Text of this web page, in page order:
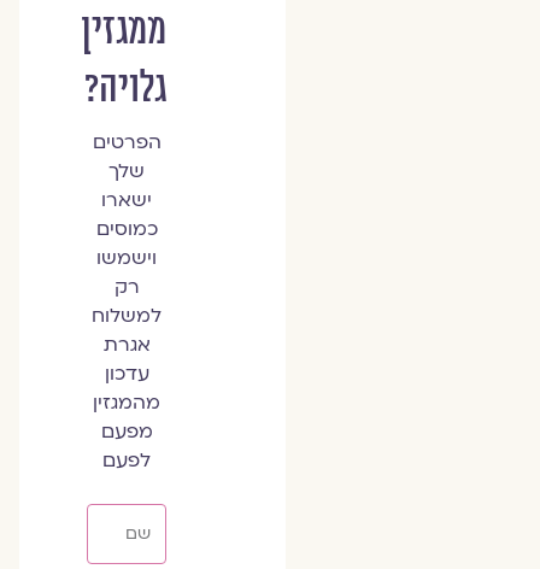
ממגזין
גלויה?
הפרטים
שלך
ישארו
כמוסים
וישמשו
רק
למשלוח
אגרת
עדכון
מהמגזין
מפעם
לפעם